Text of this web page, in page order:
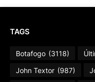
TAGS
Botafogo (3118)
John Textor (987)